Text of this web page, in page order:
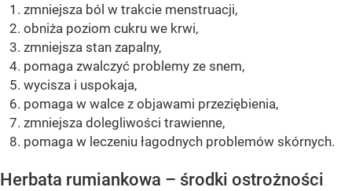
zmniejsza ból w trakcie menstruacji,
obniża poziom cukru we krwi,
zmniejsza stan zapalny,
pomaga zwalczyć problemy ze snem,
wycisza i uspokaja,
pomaga w walce z objawami przeziębienia,
zmniejsza dolegliwości trawienne,
pomaga w leczeniu łagodnych problemów skórnych.
Herbata rumiankowa – środki ostrożności